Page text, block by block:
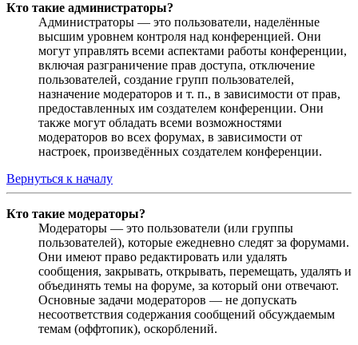
Кто такие администраторы?
Администраторы — это пользователи, наделённые
высшим уровнем контроля над конференцией. Они
могут управлять всеми аспектами работы конференции,
включая разграничение прав доступа, отключение
пользователей, создание групп пользователей,
назначение модераторов и т. п., в зависимости от прав,
предоставленных им создателем конференции. Они
также могут обладать всеми возможностями
модераторов во всех форумах, в зависимости от
настроек, произведённых создателем конференции.
Вернуться к началу
Кто такие модераторы?
Модераторы — это пользователи (или группы
пользователей), которые ежедневно следят за форумами.
Они имеют право редактировать или удалять
сообщения, закрывать, открывать, перемещать, удалять и
объединять темы на форуме, за который они отвечают.
Основные задачи модераторов — не допускать
несоответствия содержания сообщений обсуждаемым
темам (оффтопик), оскорблений.